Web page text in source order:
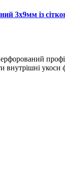
3х9мм із
внутрішні укоси